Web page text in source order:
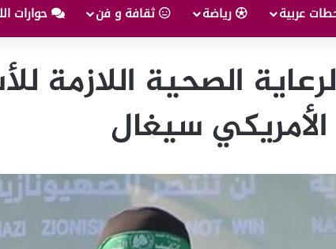
عربية رياضة ثقافة و فن حوارات
الصحية اللازمة
الأمريكي سيغال